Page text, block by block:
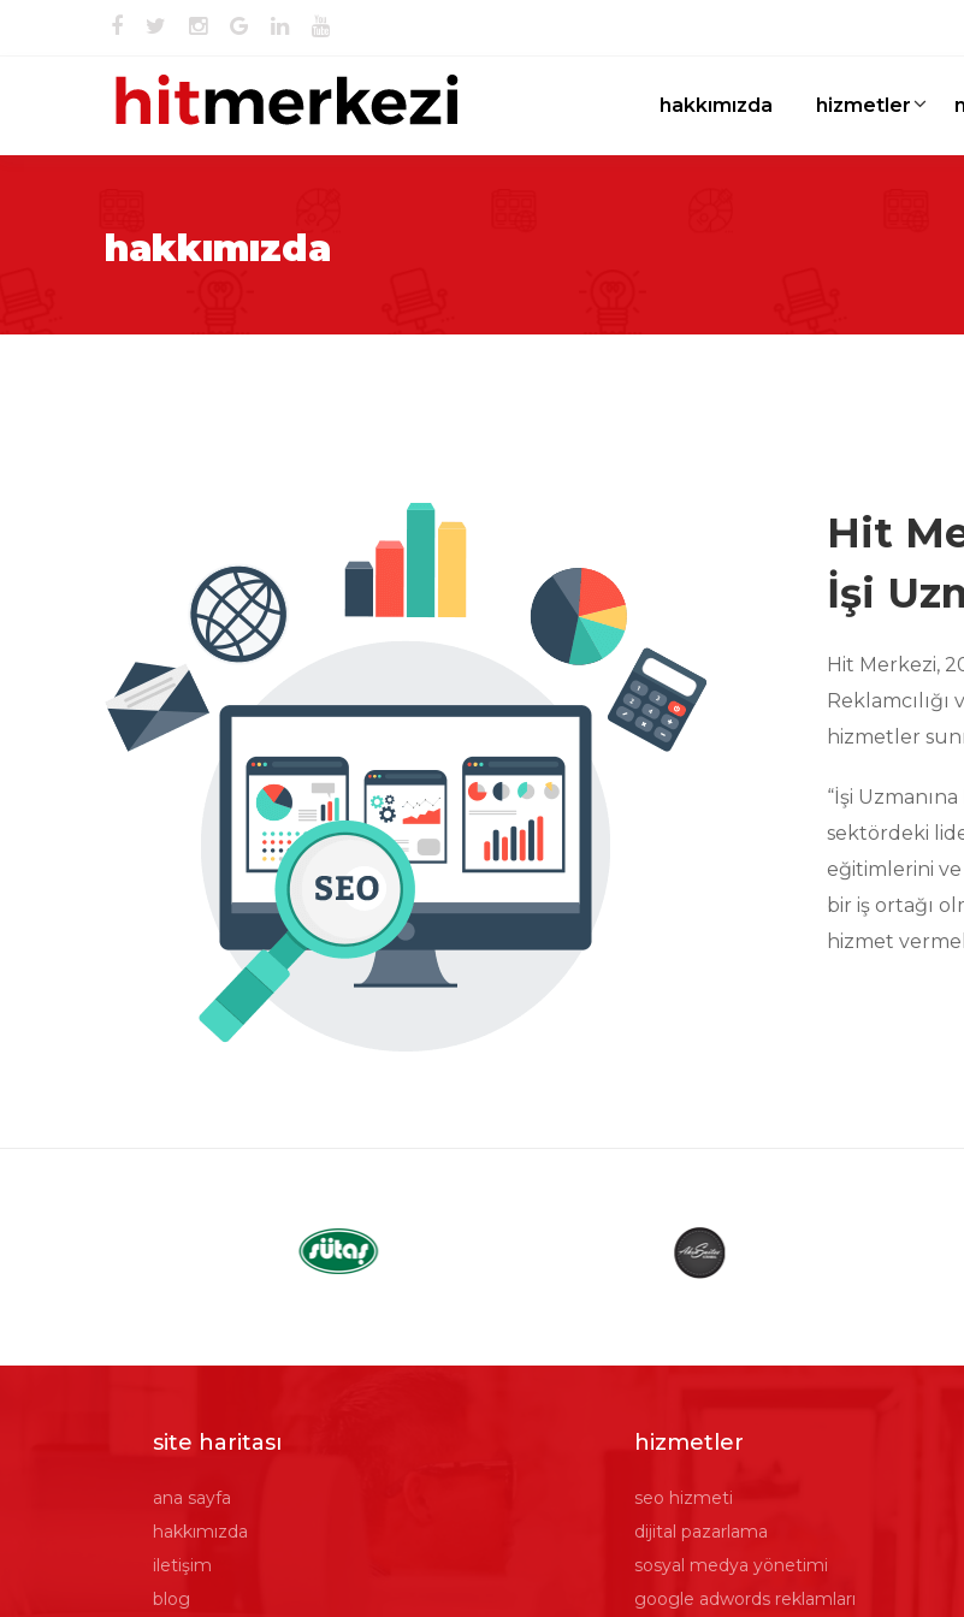
hakkımızda hizmetler
hakkımızda
Hit
İşi
Hit Merkezi,
hizmetler
“İşi
sektördeki
eğitimlerini
bir iş ortağı
hizmet
site haritası
ana sayfa
hakkımızda
iletişim
blog
hizmetler
seo hizmeti
dijital pazarlama
sosyal medya yönetimi
google adwords reklamları